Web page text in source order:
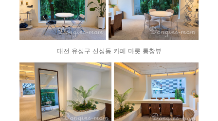
대전 유성구 신성동 카페 마릇 통창뷰